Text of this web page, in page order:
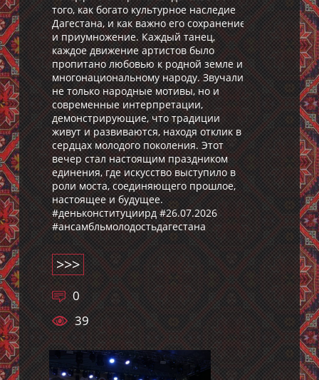
того, как богато культурное наследие
Дагестана, и как важно его сохранение
и приумножение. Каждый танец,
каждое движение артистов было
пропитано любовью к родной земле и
многонациональному народу. Звучали
не только народные мотивы, но и
современные интерпретации,
демонстрирующие, что традиции
живут и развиваются, находя отклик в
сердцах молодого поколения. Этот
вечер стал настоящим праздником
единения, где искусство выступило в
роли моста, соединяющего прошлое,
настоящее и будущее.
#деньконституциирд #26.07.2026
#ансамбльмолодостьдагестана
>>>
0
39